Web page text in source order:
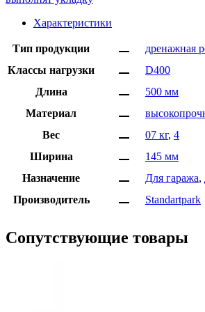
Характеристики
Тип продукции
дренажная
Класcы нагрузки
D400
Длина
500 мм
Материал
Вес
07 кг, 4
Ширина
145 мм
Назначение
Для гаража,
Производитель
Standartpark
Сопутствующие товары